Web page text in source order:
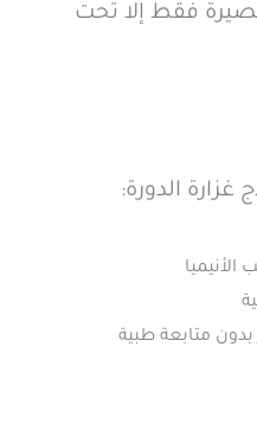
فقط إلا تحت
الدورة:
متابعة طبية